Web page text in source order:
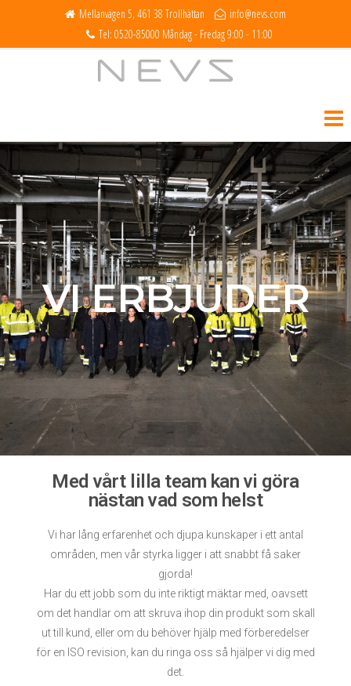
Mellanvägen 5, 461 38 Trollhättan
info@nevs.com
Tel: 0520-85000 Måndag - Fredag 9:00 - 11:00
VI ERBJUDER
Med vårt lilla team kan vi göra
nästan vad som helst
Vi har lång erfarenhet och djupa kunskaper i ett antal
områden, men vår styrka ligger i att snabbt få saker
gjorda!
Har du ett jobb som du inte riktigt mäktar med, oavsett
om det handlar om att skruva ihop din produkt som skall
ut till kund, eller om du behöver hjälp med förberedelser
för en ISO revision, kan du ringa oss så hjälper vi dig med
det.